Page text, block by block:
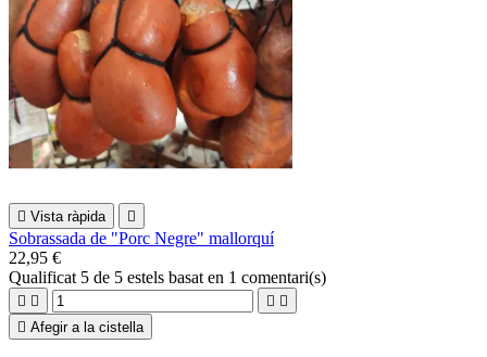
 Vista ràpida 
Sobrassada de "Porc Negre" mallorquí
22,95 €
Qualificat 5 de 5 estels basat en 1 comentari(s)
   
 Afegir a la cistella